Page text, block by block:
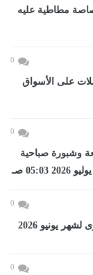
مطاطية عليه
0
على الأسواق
0
رطوبة مرتفعة وشبورة صباحية
0
0